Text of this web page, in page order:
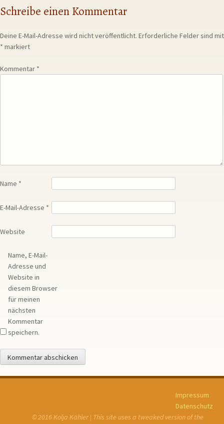
Schreibe einen Kommentar
Deine E-Mail-Adresse wird nicht veröffentlicht. Erforderliche Felder sind mit
* markiert
Kommentar *
Name *
E-Mail-Adresse *
Website
Name, E-Mail-
Adresse und
Website in
diesem Browser
für meinen
nächsten
Kommentar
speichern.
Impressum
Datenschutz
© 2016 Kolja Kähler | This site uses a tweaked version of the